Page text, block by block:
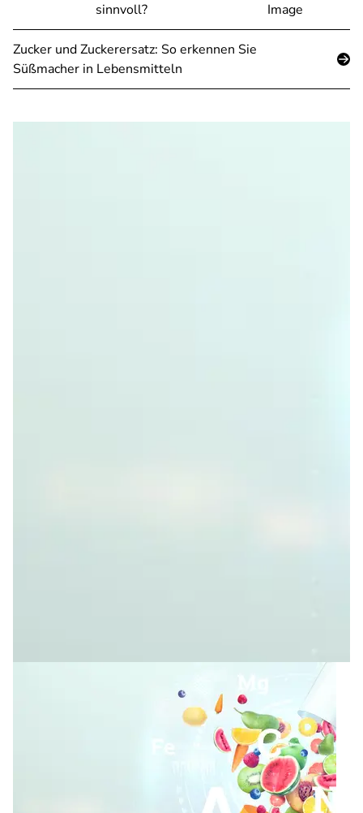
sinnvoll?
Image
Zucker und Zuckerersatz: So erkennen Sie
Süßmacher in Lebensmitteln